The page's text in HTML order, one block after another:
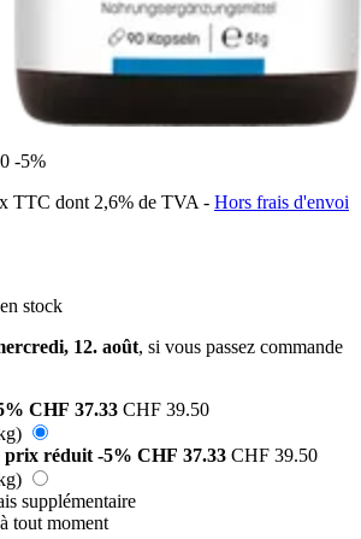
-5%
TTC dont 2,6% de TVA - Hors frais d'envoi
stock
12. août, si vous passez commande
CHF 37.33 CHF 39.50
prix réduit -5% CHF 37.33 CHF 39.50
supplémentaire
tout moment